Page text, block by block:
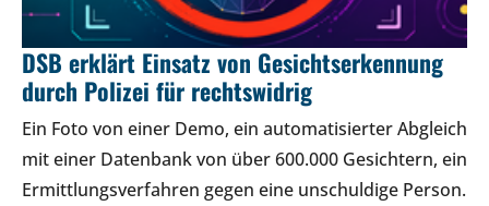
DSB erklärt Einsatz von Gesichtserkennung
durch Polizei für rechtswidrig
Ein Foto von einer Demo, ein automatisierter Abgleich
mit einer Datenbank von über 600.000 Gesichtern, ein
Ermittlungsverfahren gegen eine unschuldige Person.